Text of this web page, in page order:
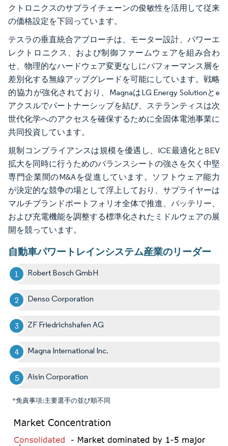
クトロニクスのサプライチェーンの俊敏性を活用して従来
の価格設定を下回っています。
テスラの垂直統合アプローチは、モーター設計、パワーエ
レクトロニクス、および制御ファームウェアを組み合わ
せ、物理的なハードウェア変更なしにパフォーマンス層を
差別化する無線アップグレードを可能にしています。戦略
的協力が強化されており、MagnaはLG Energy Solutionとe
アクスルでパートナーシップを結び、ステランティスは次
世代化学へのアクセスを確保するために全固体電池事業に
共同投資しています。
規制コンプライアンスは規模を優遇し、ICE最適化とBEV
拡大を同時に行うためのバランスシートの強さを欠く中堅
専門企業間のM&Aを促進しています。ソフトウェア能力
が決定的な競争の場として浮上しており、サプライヤーは
マルチブランドポートフォリオ全体で推進、バッテリー、
および充電機能を調整する標準化されたミドルウェアの展
開を競っています。
自動車パワートレインシステム産業のリーダー
Robert Bosch GmbH
Denso Corporation
ZF Friedrichshafen AG
Magna International Inc.
Aisin Corporation
*免責事項:主要選手の並び順不同